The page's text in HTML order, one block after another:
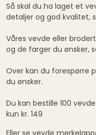
Så skal du ha laget et
detaljer og god kvalitet,
Våres vevde eller
og de farger du ønsker,
Over kan du forespørre
du ønsker.
Du kan bestille 100 vevde
kun kr. 149
Eller se vevde